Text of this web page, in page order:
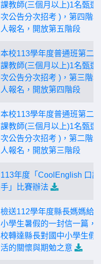
課教師(三個月以上)1名甄選
次公告分次招考 )，第四階
人報名，開放第五階段
本校113學年度普通班第二
課教師(三個月以上)1名甄選
次公告分次招考 )，第三階
人報名，開放第四階段
本校113學年度普通班第二
課教師(三個月以上)1名甄選
次公告分次招考 )，第二階
人報名，開放第三階段
113年度「CoolEnglish 口
手」比賽辦法
檢送112學年度縣長媽媽給
小學生暑假的一封信一篇，
校轉達縣長對國中小學生假
活的關懷與期勉之意